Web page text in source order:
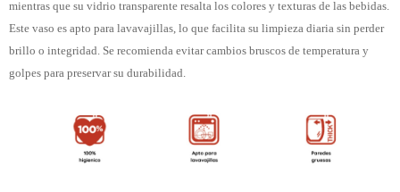
mientras que su vidrio transparente resalta los colores y texturas de las bebidas.
Este vaso es apto para lavavajillas, lo que facilita su limpieza diaria sin perder
brillo o integridad. Se recomienda evitar cambios bruscos de temperatura y
golpes para preservar su durabilidad.